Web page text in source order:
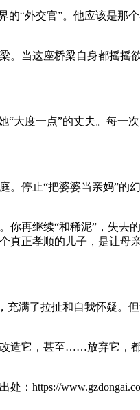
“外交官”。他应该是那
。当这座桥梁自身都摇摇
大度一点”的丈夫。每一
。停止“把婆婆当亲妈”的
再继续“和稀泥”，失去
真正孝顺的儿子，是让母
满了拉扯和自我怀疑。
造它，甚至……放弃它，
处：https://